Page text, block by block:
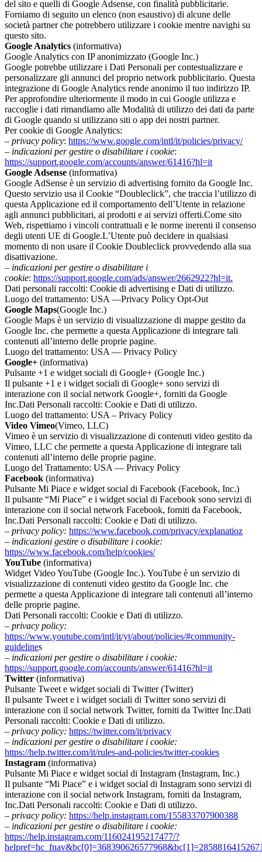
del sito e quelli di Google Adsense, con finalità pubblicitarie.
Forniamo di seguito un elenco (non esaustivo) di alcune delle
società partner che potrebbero utilizzare i cookie mentre navighi su
questo sito.
Google Analytics (informativa)
Google Analytics con IP anonimizzato (Google Inc.)
Google potrebbe utilizzare i Dati Personali per contestualizzare e
personalizzare gli annunci del proprio network pubblicitario. Questa
integrazione di Google Analytics rende anonimo il tuo indirizzo IP.
Per approfondire ulteriormente il modo in cui Google utilizza e
raccoglie i dati rimandiamo alle Modalità di utilizzo dei dati da parte
di Google quando si utilizzano siti o app dei nostri partner.
Per cookie di Google Analytics:
– privacy policy: https://www.google.com/intl/it/policies/privacy/
– indicazioni per gestire o disabilitare i cookie:
https://support.google.com/accounts/answer/61416?hl=it
Google Adsense (informativa)
Google AdSense è un servizio di advertising fornito da Google Inc.
Questo servizio usa il Cookie “Doubleclick”, che traccia l’utilizzo di
questa Applicazione ed il comportamento dell’Utente in relazione
agli annunci pubblicitari, ai prodotti e ai servizi offerti.Come sito
Web, rispettiamo i vincoli contrattuali e le norme inerenti il consenso
degli utenti UE di Google.L’Utente può decidere in qualsiasi
momento di non usare il Cookie Doubleclick provvedendo alla sua
disattivazione.
– indicazioni per gestire o disabilitare i
cookie: https://support.google.com/ads/answer/2662922?hl=it.
Dati personali raccolti: Cookie di advertising e Dati di utilizzo.
Luogo del trattamento: USA —Privacy Policy Opt-Out
Google Maps(Google Inc.)
Google Maps è un servizio di visualizzazione di mappe gestito da
Google Inc. che permette a questa Applicazione di integrare tali
contenuti all’interno delle proprie pagine.
Luogo del trattamento: USA — Privacy Policy
Google+ (informativa)
Pulsante +1 e widget sociali di Google+ (Google Inc.)
Il pulsante +1 e i widget sociali di Google+ sono servizi di
interazione con il social network Google+, forniti da Google
Inc.Dati Personali raccolti: Cookie e Dati di utilizzo.
Luogo del trattamento: USA – Privacy Policy
Video Vimeo(Vimeo, LLC)
Vimeo è un servizio di visualizzazione di contenuti video gestito da
Vimeo, LLC che permette a questa Applicazione di integrare tali
contenuti all’interno delle proprie pagine.
Luogo del Trattamento: USA — Privacy Policy
Facebook (informativa)
Pulsante Mi Piace e widget social di Facebook (Facebook, Inc.)
Il pulsante “Mi Piace” e i widget social di Facebook sono servizi di
interazione con il social network Facebook, forniti da Facebook,
Inc.Dati Personali raccolti: Cookie e Dati di utilizzo.
– privacy policy: https://www.facebook.com/privacy/explanatioz
– indicazioni gestire o disabilitare i cookie:
https://www.facebook.com/help/cookies/
YouTube (informativa)
Widget Video YouTube (Google Inc.). YouTube è un servizio di
visualizzazione di contenuti video gestito da Google Inc. che
permette a questa Applicazione di integrare tali contenuti all’interno
delle proprie pagine.
Dati Personali raccolti: Cookie e Dati di utilizzo.
– privacy policy:
https://www.youtube.com/intl/it/yt/about/policies/#community-
guidelines
– indicazioni per gestire o disabilitare i cookie:
https://support.google.com/accounts/answer/61416?hl=it
Twitter (informativa)
Pulsante Tweet e widget sociali di Twitter (Twitter)
Il pulsante Tweet e i widget sociali di Twitter sono servizi di
interazione con il social network Twitter, forniti da Twitter Inc.Dati
Personali raccolti: Cookie e Dati di utilizzo.
– privacy policy: https://twitter.com/it/privacy
– indicazioni per gestire o disabilitare i cookie:
https://help.twitter.com/it/rules-and-policies/twitter-cookies
Instagram (informativa)
Pulsante Mi Piace e widget social di Instagram (Instagram, Inc.)
Il pulsante “Mi Piace” e i widget social di Instagram sono servizi di
interazione con il social network Instagram, forniti da Instagram,
Inc.Dati Personali raccolti: Cookie e Dati di utilizzo.
– privacy policy: https://help.instagram.com/155833707900388
– indicazioni per gestire o disabilitare i cookie:
https://help.instagram.com/116024195217477/?